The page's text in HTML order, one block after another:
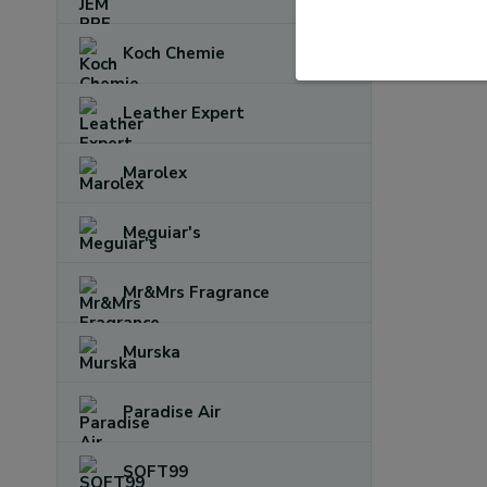
Koch Chemie
Leather Expert
Marolex
Meguiar's
Mr&Mrs Fragrance
Murska
Paradise Air
SOFT99